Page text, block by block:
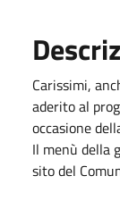
Carissimi,
aderito al
occasione
Il menù della
sito del